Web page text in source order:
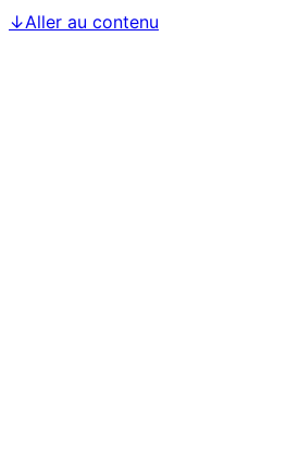
↓Aller au contenu